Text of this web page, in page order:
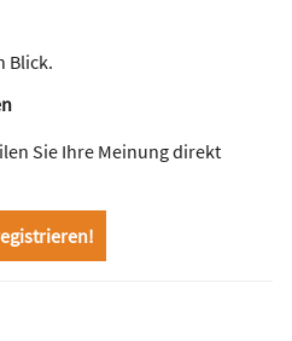
Blick.
Sie Ihre Meinung direkt